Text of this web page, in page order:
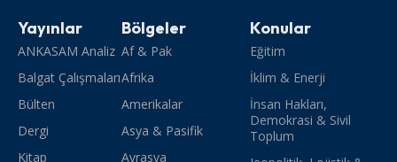
Yayınlar
ANKASAM Analiz
Balgat Çalışmaları
Bülten
Dergi
Kitap
Bölgeler
Af & Pak
Afrika
Amerikalar
Asya & Pasifik
Avrasya
Konular
Eğitim
İklim & Enerji
İnsan Hakları,
Demokrasi & Sivil
Toplum